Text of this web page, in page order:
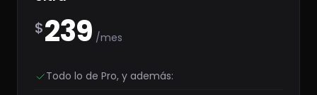
$239 /mes
Todo lo de Pro, y además: